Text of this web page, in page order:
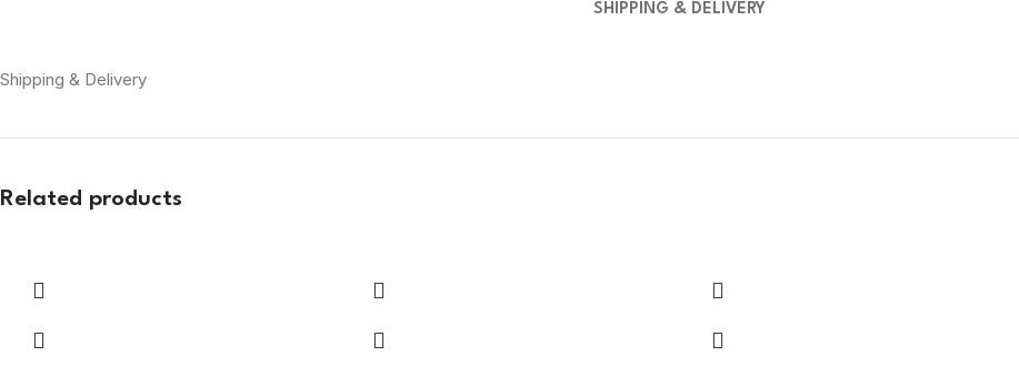
SHIPPING & DELIVERY
Shipping & Delivery
Related products